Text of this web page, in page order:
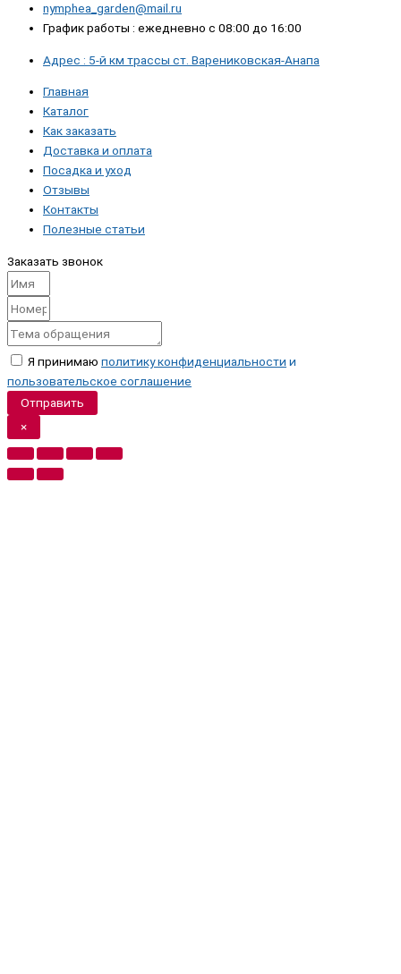
nymphea_garden@mail.ru
График работы : ежедневно с 08:00 до 16:00
Адрес : 5-й км трассы ст. Варениковская-Анапа
Главная
Каталог
Как заказать
Доставка и оплата
Посадка и уход
Отзывы
Контакты
Полезные статьи
Заказать звонок
Я принимаю политику конфиденциальности и
пользовательское соглашение
Отправить
×